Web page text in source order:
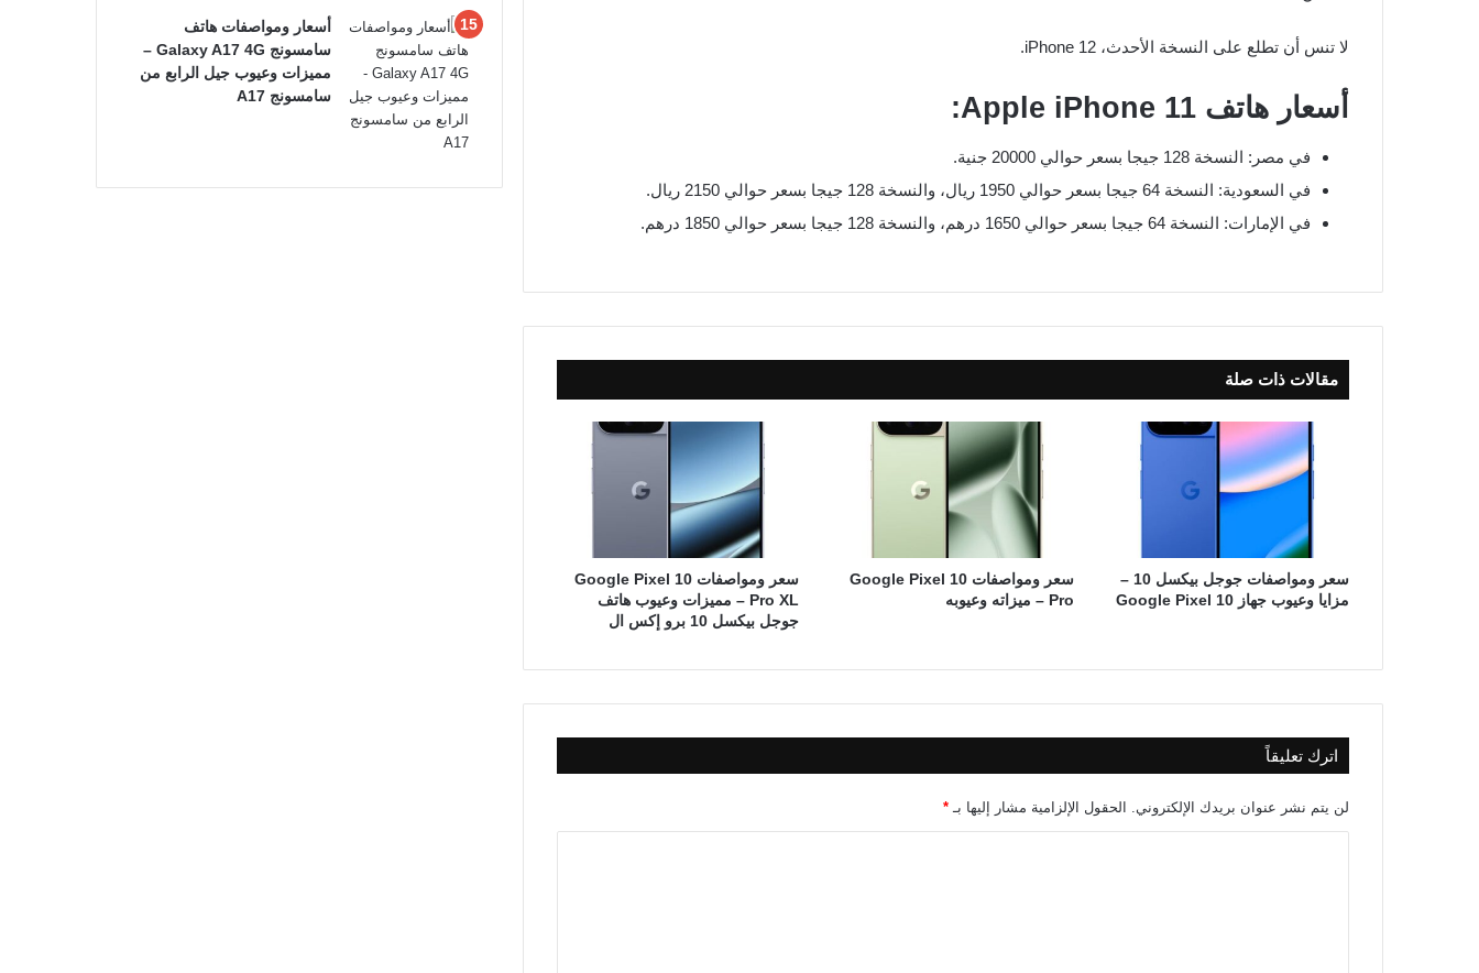
لا تنس أن تطلع على النسخة الأحدث، iPhone 12.
أسعار هاتف Apple iPhone 11:
في مصر: النسخة 128 جيجا بسعر حوالي 20000 جنية.
في السعودية: النسخة 64 جيجا بسعر حوالي 1950 ريال، والنسخة 128 جيجا بسعر حوالي 2150 ريال.
في الإمارات: النسخة 64 جيجا بسعر حوالي 1650 درهم، والنسخة 128 جيجا بسعر حوالي 1850 درهم.
مقالات ذات صلة
سعر ومواصفات جوجل بيكسل 10 –
مزايا وعيوب جهاز Google Pixel 10
سعر ومواصفات Google Pixel 10
Pro – ميزاته وعيوبه
سعر ومواصفات Google Pixel 10
Pro XL – مميزات وعيوب هاتف
جوجل بيكسل 10 برو إكس ال
اترك تعليقاً
لن يتم نشر عنوان بريدك الإلكتروني. الحقول الإلزامية مشار إليها بـ *
أسعار ومواصفات هاتف
سامسونج Galaxy A17 4G –
مميزات وعيوب جيل الرابع من
سامسونج A17